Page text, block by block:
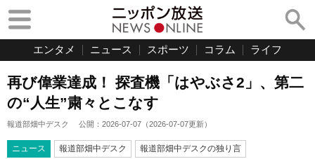
エンタメ ニュース スポーツ コラム ライフ
再び偉業達成！ 探査機「はやぶさ2」、第二
の“人生”粛々とこなす
報道部畑中デスク 公開： 2026-07-07 （2026-07-07更新）
ニュース 報道部畑中デスク 報道部畑中デスクの独り言